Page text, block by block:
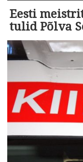
Eesti
tulid Põlva